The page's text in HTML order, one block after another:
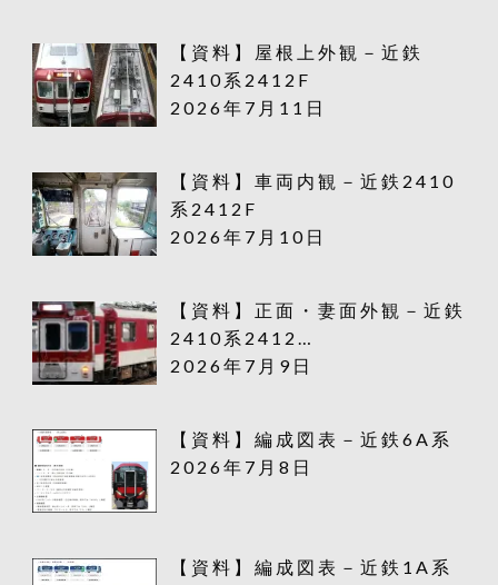
【資料】屋根上外観－近鉄
2410系2412F
2026年7月11日
【資料】車両内観－近鉄2410
系2412F
2026年7月10日
【資料】正面・妻面外観－近鉄
2410系2412…
2026年7月9日
【資料】編成図表－近鉄6A系
2026年7月8日
【資料】編成図表－近鉄1A系